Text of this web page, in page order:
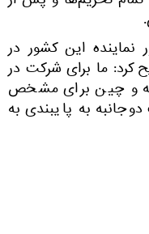
نماینده‌ این کشور در
کرد: ما برای شرکت در
و چین برای مشخص
به پایبندی به